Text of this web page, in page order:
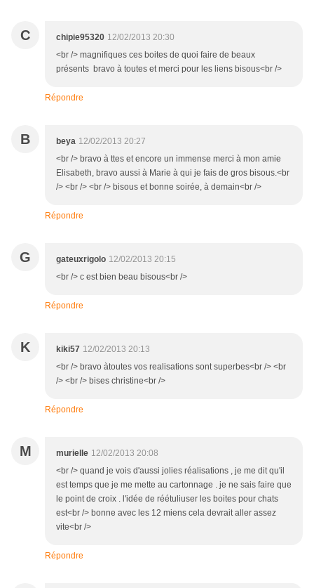
C chipie95320 12/02/2013 20:30
<br /> magnifiques ces boites de quoi faire de beaux
présents bravo à toutes et merci pour les liens bisous<br />
Répondre
B beya 12/02/2013 20:27
<br /> bravo à ttes et encore un immense merci à mon amie
Elisabeth, bravo aussi à Marie à qui je fais de gros bisous.<br
/> <br /> <br /> bisous et bonne soirée, à demain<br />
Répondre
G gateuxrigolo 12/02/2013 20:15
<br /> c est bien beau bisous<br />
Répondre
K kiki57 12/02/2013 20:13
<br /> bravo àtoutes vos realisations sont superbes<br /> <br
/> <br /> bises christine<br />
Répondre
M murielle 12/02/2013 20:08
<br /> quand je vois d'aussi jolies réalisations , je me dit qu'il
est temps que je me mette au cartonnage . je ne sais faire que
le point de croix . l'idée de réétuliuser les boites pour chats
est<br /> bonne avec les 12 miens cela devrait aller assez
vite<br />
Répondre